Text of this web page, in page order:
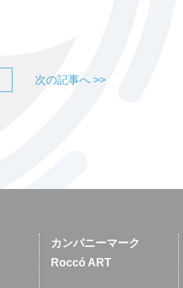
次の記事へ >>
カンパニーマーク
Roccó ART